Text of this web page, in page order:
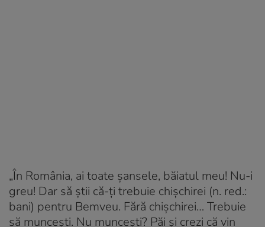
„În România, ai toate șansele, băiatul meu! Nu-i
greu! Dar să știi că-ți trebuie chișchirei (n. red.:
bani) pentru Bemveu. Fără chișchirei… Trebuie
să muncești. Nu muncești? Păi și crezi că vin